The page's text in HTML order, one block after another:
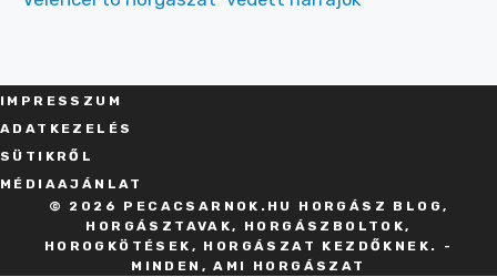
IMPRESSZU M
ADATKEZELÉS
SÜT IKRŐL
MÉDIAAJÁNLAT
© 2026 PECACSARNOK.HU HORGÁSZ BLOG,
HORGÁSZTAVAK, HORGÁSZBOLTOK,
HOROGKÖTÉSEK, HORGÁSZAT KEZDŐKNEK. -
MINDEN, AMI HORGÁSZAT